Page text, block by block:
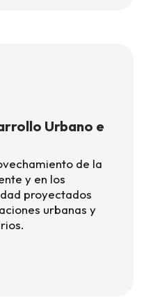
Urbano e
de la
y en los
proyectados
urbanas y